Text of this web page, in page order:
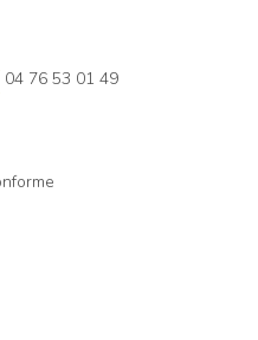
04 76 53 01 49